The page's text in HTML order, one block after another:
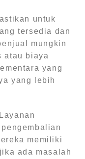
untuk
tersedia dan
mungkin
atau biaya
yang
yang lebih
memiliki
ada masalah